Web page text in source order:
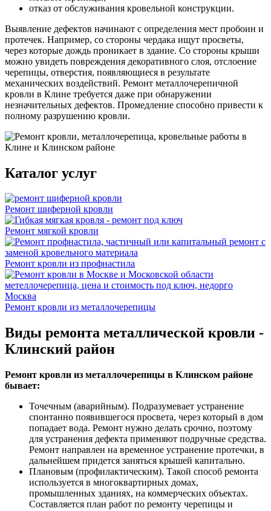
отказ от обслуживания кровельной конструкции.
Выявление дефектов начинают с определения мест пробоин и
протечек. Например, со стороны чердака ищут просветы,
через которые дождь проникает в здание. Со стороны крыши
можно увидеть повреждения декоративного слоя, отслоение
черепицы, отверстия, появляющиеся в результате
механических воздействий. Ремонт металлочерепичной
кровли в Клине требуется даже при обнаружении
незначительных дефектов. Промедление способно привести к
полному разрушению кровли.
Каталог услуг
Ремонт шиферной кровли
Ремонт мягкой кровли
Ремонт кровли из профнастила
Ремонт кровли из металлочерепицы
Виды ремонта металлической кровли -
Клинский район
Ремонт кровли из металлочерепицы в Клинском районе
бывает:
Точечным (аварийным). Подразумевает устранение
спонтанно появившегося просвета, через который в дом
попадает вода. Ремонт нужно делать срочно, поэтому
для устранения дефекта применяют подручные средства.
Ремонт направлен на временное устранение протечки, в
дальнейшем придется заняться крышей капитально.
Плановым (профилактическим). Такой способ ремонта
используется в многоквартирных домах,
промышленных зданиях, на коммерческих объектах.
Составляется план работ по ремонту черепицы и